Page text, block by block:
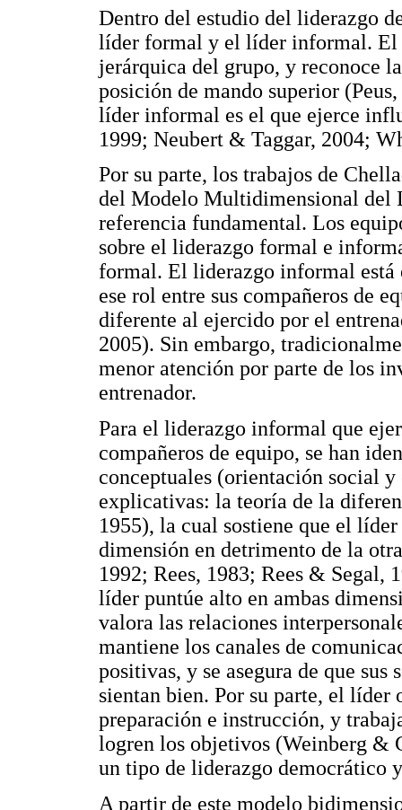
Dentro del estudio del liderazgo
líder formal y el líder informal. El
jerárquica del grupo, y reconoce
posición de mando superior
líder informal es el que ejerce
1999; Neubert & Taggar, 2004;
Por su parte, los trabajos de
del Modelo Multidimensional del
referencia fundamental. Los
sobre el liderazgo formal e
formal. El liderazgo informal está
ese rol entre sus compañeros de
diferente al ejercido por el
2005). Sin embargo,
menor atención por parte de los
entrenador.
Para el liderazgo informal que
compañeros de equipo, se han
conceptuales (orientación social
explicativas: la teoría de la
1955), la cual sostiene que el
dimensión en detrimento de la
1992; Rees, 1983; Rees & Segal,
líder puntúe alto en ambas
valora las relaciones
mantiene los canales de
positivas, y se asegura de que sus
sientan bien. Por su parte, el líder
preparación e instrucción, y
logren los objetivos (Weinberg &
un tipo de liderazgo democrático
A partir de este modelo